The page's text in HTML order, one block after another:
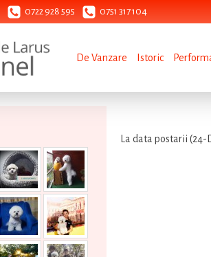
0722 928 595 0751 317 104
De Vanzare Istoric
La data postarii